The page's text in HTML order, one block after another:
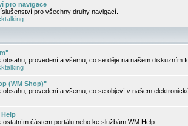
pro navigace
pro všechny druhy navigací.
obsahu, provedení a všemu, co se děje na našem diskuzním
(WM Shop)"
obsahu, provedení a všemu, co se objeví v našem
Help
ostatním částem portálu nebo ke službám WM Help.